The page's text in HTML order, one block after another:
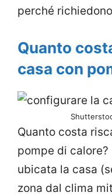
perché
Quanto
casa con
Quanto costa
pompe di
ubicata la casa
zona dal clima